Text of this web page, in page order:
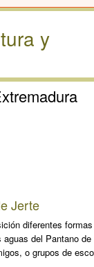
y
Jerte
diferentes
del Pantano
o grupos de